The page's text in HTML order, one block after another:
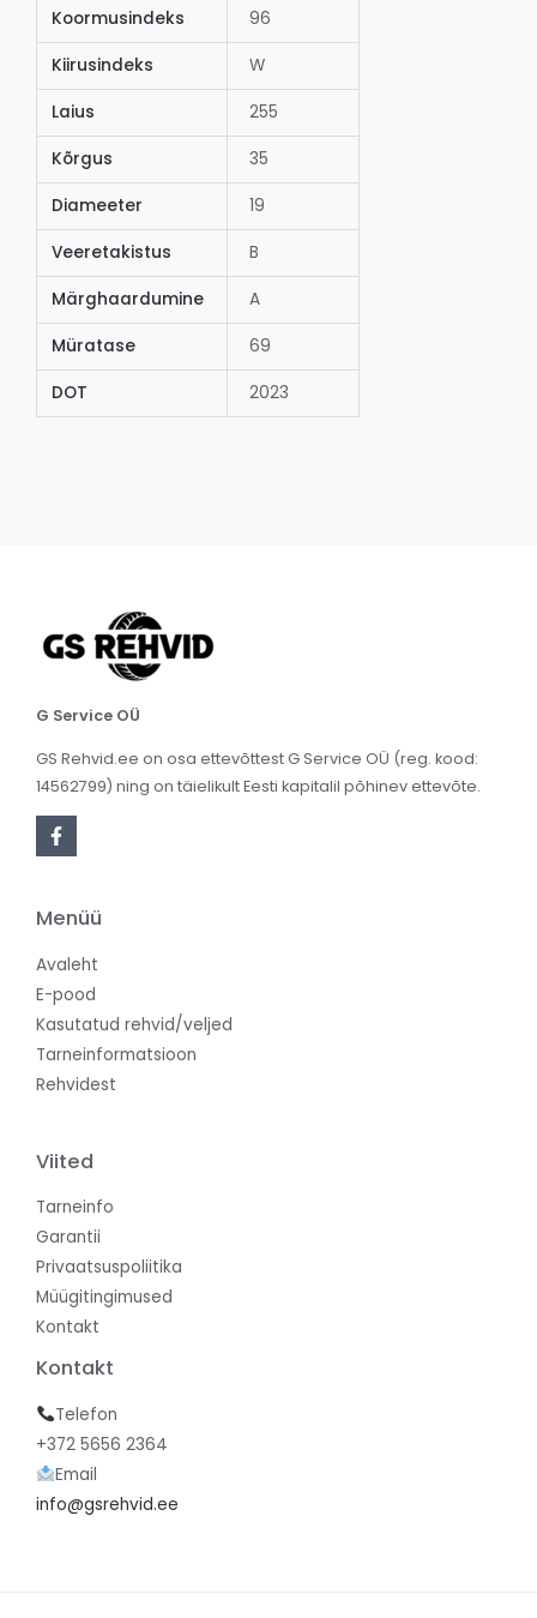
Koormusindeks 96
Kiirusindeks W
Laius 255
Kõrgus 35
Diameeter 19
Veeretakistus B
Märghaardumine A
Müratase 69
DOT 2023
G Service OÜ
GS Rehvid.ee on osa ettevõttest G Service OÜ (reg. kood:
14562799) ning on täielikult Eesti kapitalil põhinev ettevõte.
Menüü
Avaleht
E-pood
Kasutatud rehvid/veljed
Tarneinformatsioon
Rehvidest
Viited
Tarneinfo
Garantii
Privaatsuspoliitika
Müügitingimused
Kontakt
Kontakt
Telefon
+372 5656 2364
Email
info@gsrehvid.ee